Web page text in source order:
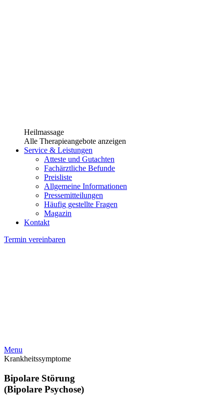
Heilmassage
Alle Therapieangebote anzeigen
Service & Leistungen
Atteste und Gutachten
Fachärztliche Befunde
Preisliste
Allgemeine Informationen
Pressemitteilungen
Häufig gestellte Fragen
Magazin
Kontakt
Termin vereinbaren
Menu
Krankheitssymptome
Bipolare Störung
(Bipolare Psychose)